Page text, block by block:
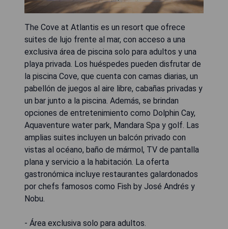
The Cove at Atlantis es un resort que ofrece
suites de lujo frente al mar, con acceso a una
exclusiva área de piscina solo para adultos y una
playa privada. Los huéspedes pueden disfrutar de
la piscina Cove, que cuenta con camas diarias, un
pabellón de juegos al aire libre, cabañas privadas y
un bar junto a la piscina. Además, se brindan
opciones de entretenimiento como Dolphin Cay,
Aquaventure water park, Mandara Spa y golf. Las
amplias suites incluyen un balcón privado con
vistas al océano, baño de mármol, TV de pantalla
plana y servicio a la habitación. La oferta
gastronómica incluye restaurantes galardonados
por chefs famosos como Fish by José Andrés y
Nobu.
- Área exclusiva solo para adultos.